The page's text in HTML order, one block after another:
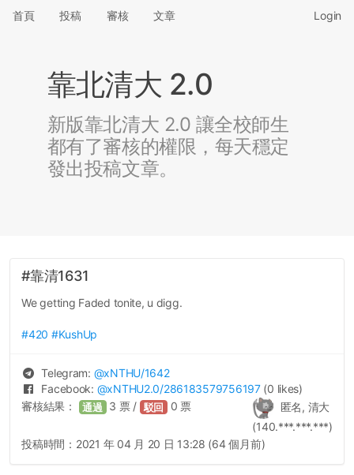
首頁 投稿 審核 文章 Login
靠北清大 2.0
新版靠北清大 2.0 讓全校師生
都有了審核的權限，每天穩定
發出投稿文章。
#靠清1631
We getting Faded tonite, u digg.
#420 #KushUp
Telegram: @xNTHU/1642
Facebook: @xNTHU2.0/286183579756197 (0 likes)
匿名, 清大
(140.***.***.***)
審核結果： 通過 3 票 / 駁回 0 票
投稿時間： 2021 年 04 月 20 日 13:28 (64 個月前)